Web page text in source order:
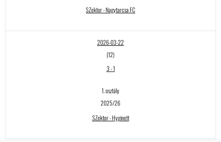
SZektor - Nagytarcsa FC
2026-03-22
(12)
3-1
1. osztály
2025/26
SZektor - Hyginett